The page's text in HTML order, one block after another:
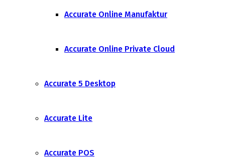
Accurate Online Manufaktur
Accurate Online Private Cloud
Accurate 5 Desktop
Accurate Lite
Accurate POS